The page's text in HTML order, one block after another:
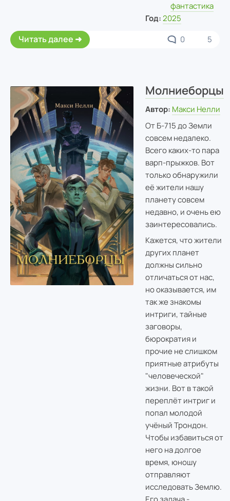
фантастика
Год: 2025
Читать далее 0 5
Молниеборцы
Автор: Макси Нелли
От Б-715 до Земли
совсем недалеко.
Всего каких-то пара
варп-прыжков. Вот
только обнаружили
её жители нашу
планету совсем
недавно, и очень ею
заинтересовались.
Кажется, что жители
других планет
должны сильно
отличаться от нас,
но оказывается, им
так же знакомы
интриги, тайные
заговоры,
бюрократия и
прочие не слишком
приятные атрибуты
"человеческой"
жизни. Вот в такой
переплёт интриг и
попал молодой
учёный Трондон.
Чтобы избавиться от
него на долгое
время, юношу
отправляют
исследовать Землю.